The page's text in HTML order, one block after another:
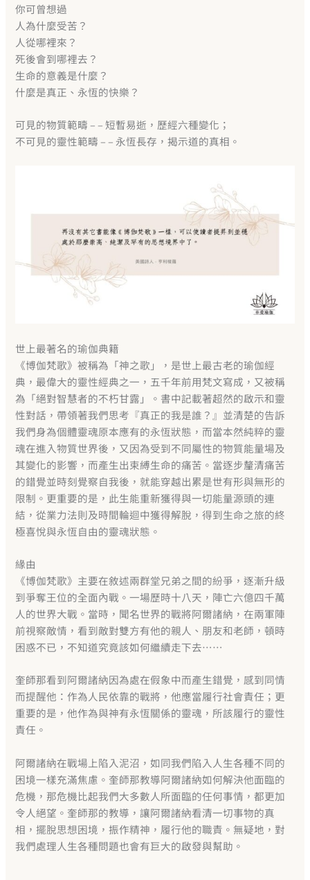
你可曾想過
人為什麼受苦？
人從哪裡來？
死後會到哪裡去？
生命的意義是什麼？
什麼是真正、永恆的快樂？
可見的物質範疇 – – 短暫易逝，歷經六種變化；
不可見的靈性範疇 – – 永恆長存，揭示道的真相。
世上最著名的瑜伽典籍
《博伽梵歌》被稱為「神之歌」，是世上最古老的瑜伽經
典，最偉大的靈性經典之一，五千年前用梵文寫成，又被稱
為「絕對智慧者的不朽甘露」。書中記載著超然的啟示和靈
性對話，帶領著我們思考『真正的我是誰？』並清楚的告訴
我們身為個體靈魂原本應有的永恆狀態 ，而當本然純粹的靈
魂在進入物質世界後，又因為受到不同屬性的物質能量場及
其變化的影響，而產生出束縛生命的痛苦。當逐步釐清痛苦
的錯覺並時刻覺察自我後，就能穿越出累是世有形與無形的
限制。更重要的是，此生能重新獲得與一切能量源頭的連
結，從業力法則及時間輪迴中獲得解脫，得到生命之旅的終
極喜悅與永恆自由的靈魂狀態。
緣由
《博伽梵歌》主要在敘述兩群堂兄弟之間的紛爭，逐漸升級
到爭奪王位的全面內戰。一場歷時十八天，陣亡六億四千萬
人的世界大戰。當時，聞名世界的戰將阿爾諸納，在兩軍陣
前視察敵情，看到敵對雙方有他的親人、朋友和老師，頓時
困惑不已，不知道究竟該如何繼續走下去……
奎師那看到阿爾諸納因為處在假象中而產生錯覺，感到同情
而提醒他：作為人民依靠的戰將，他應當履行社會責任；更
重要的是，他作為與神有永恆關係的靈魂，所該履行的靈性
責任。
阿爾諸納在戰場上陷入泥沼，如同我們陷入人生各種不同的
困境一樣充滿焦慮。奎師那教導阿爾諸納如何解決他面臨的
危機，那危機比起我們大多數人所面臨的任何事情，都更加
令人絕望。奎師那的教導，讓阿爾諸納看清一切事物的真
相，擺脫思想困境，振作精神，履行他的職責。無疑地，對
我們處理人生各種問題也會有巨大的啟發與幫助。